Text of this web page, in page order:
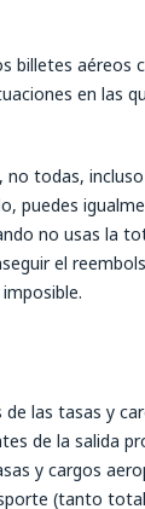
billetes
en las
no todas,
puedes
no usas la
el
las tasas y
de la salida
y cargos
(tanto